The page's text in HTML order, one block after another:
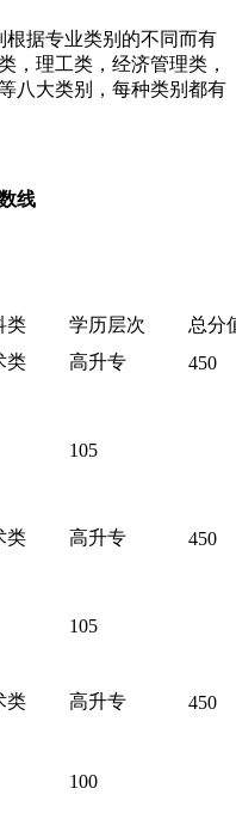
据专业类别的不同而有
，理工类，经济管理类，
八大类别，每种类别都有
线
类 学历层次
总分
类 高升专
450
105
类 高升专
450
105
类 高升专
450
100